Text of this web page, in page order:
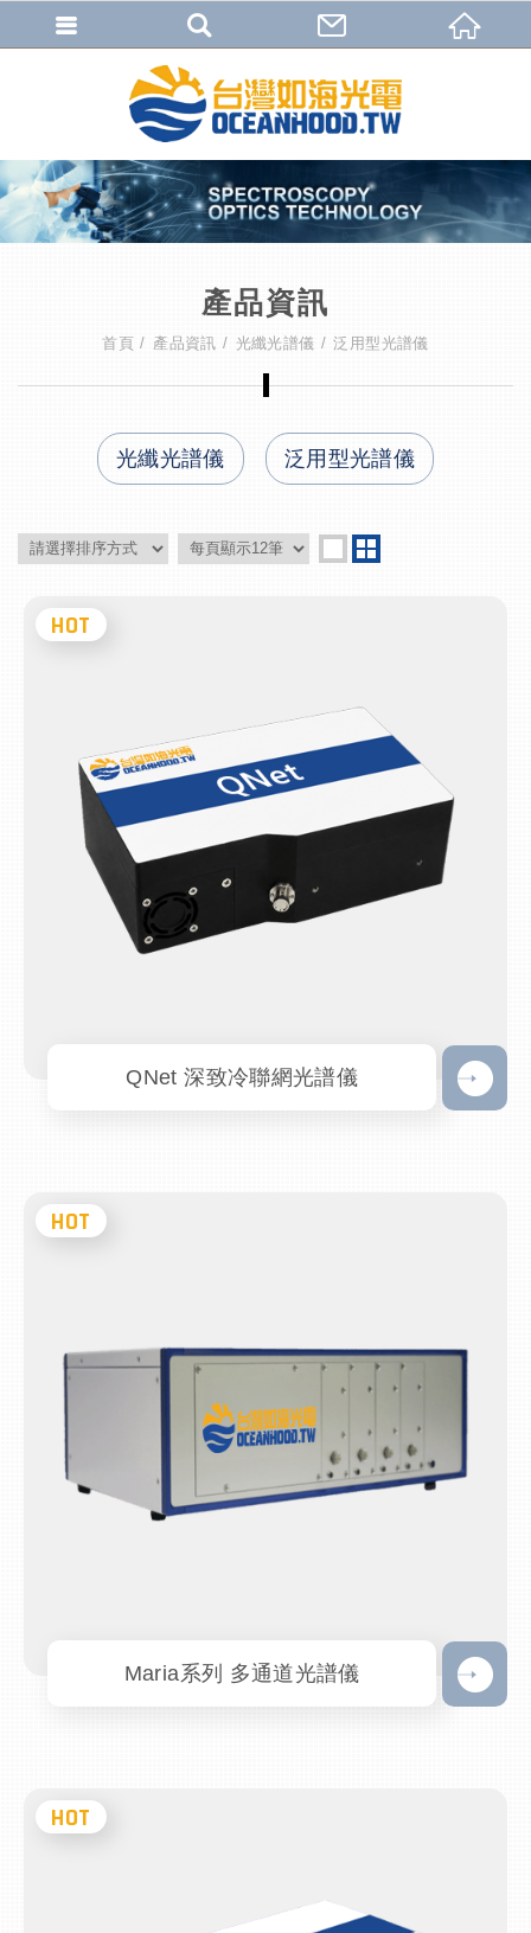
產品資訊
首頁 產品資訊 光纖光譜儀 泛用型光譜儀
光纖光譜儀 泛用型光譜儀
QNet 深致冷聯網光譜儀
Maria系列 多通道光譜儀